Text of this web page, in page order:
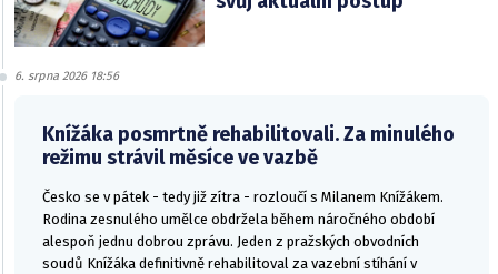
6. srpna 2026 18:56
Knížáka posmrtně rehabilitovali. Za minulého
režimu strávil měsíce ve vazbě
Česko se v pátek - tedy již zítra - rozloučí s Milanem Knížákem.
Rodina zesnulého umělce obdržela během náročného období
alespoň jednu dobrou zprávu. Jeden z pražských obvodních
soudů Knížáka definitivně rehabilitoval za vazební stíhání v